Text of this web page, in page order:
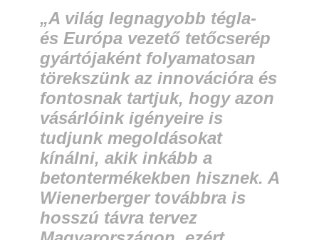
„A világ legnagyobb tégla-
és Európa vezető tetőcserép
gyártójaként folyamatosan
törekszünk az innovációra és
fontosnak tartjuk, hogy azon
vásárlóink igényeire is
tudjunk megoldásokat
kínálni, akik inkább a
betontermékekben hisznek. A
Wienerberger továbbra is
hosszú távra tervez